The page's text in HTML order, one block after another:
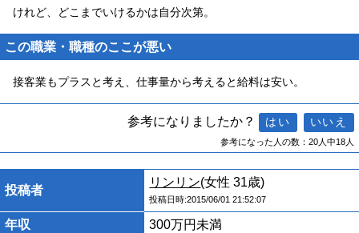
けれど、どこまでいけるかは自分次第。
この職業・職種のここが悪い
接客業もプラスと考え、仕事量から考えると給料は安い。
参考になりましたか？
参考になった人の数：20人中18人
投稿者
リンリン(女性 31歳)
投稿日時:2015/06/01 21:52:07
年収
300万円未満